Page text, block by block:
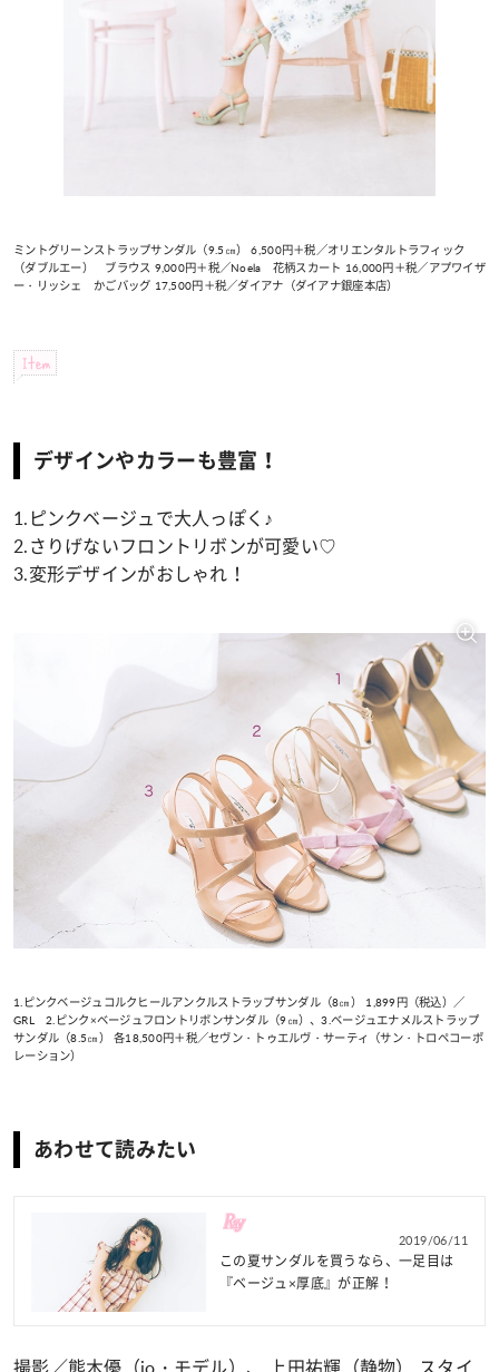
ミントグリーンストラップサンダル（9.5㎝） 6,500円＋税／オリエンタルトラフィック
（ダブルエー） ブラウス 9,000円＋税／Noela 花柄スカート 16,000円＋税／アプワイザ
ー・リッシェ かごバッグ 17,500円＋税／ダイアナ（ダイアナ銀座本店）
Item
デザインやカラーも豊富！
1.ピンクベージュで大人っぽく♪
2.さりげないフロントリボンが可愛い♡
3.変形デザインがおしゃれ！
1.ピンクベージュコルクヒールアンクルストラップサンダル（8㎝） 1,899円（税込）／
GRL 2.ピンク×ベージュフロントリボンサンダル（9㎝）、3.ベージュエナメルストラップ
サンダル（8.5㎝） 各18,500円＋税／セヴン・トゥエルヴ・サーティ（サン・トロペコーポ
レーション）
あわせて読みたい
2019/06/11
この夏サンダルを買うなら、一足目は
『ベージュ×厚底』が正解！